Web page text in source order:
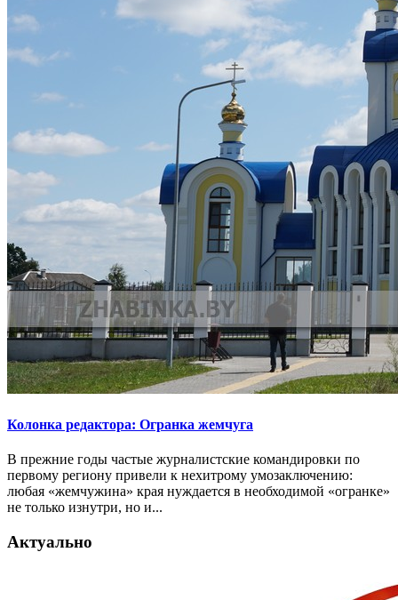
Колонка редактора: Огранка жемчуга
В прежние годы частые журналистские командировки по
первому региону привели к нехитрому умозаключению:
любая «жемчужина» края нуждается в необходимой «огранке»
не только изнутри, но и...
Актуально